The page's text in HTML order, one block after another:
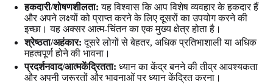
हकदारी/शोषणशीलता: यह विश्वास कि आप विशेष व्यवहार के हकदार हैं
और अपने लक्ष्यों को प्राप्त करने के लिए दूसरों का उपयोग करने की
इच्छा। यह अक्सर आत्म-चिंतन का एक मुख्य क्षेत्र होता है।
श्रेष्ठता/अहंकार: दूसरे लोगों से बेहतर, अधिक प्रतिभाशाली या अधिक
महत्वपूर्ण होने की भावना।
प्रदर्शनवाद/आत्मकेंद्रितता: ध्यान का केंद्र बनने की तीव्र आवश्यकता
और अपनी जरूरतों और भावनाओं पर ध्यान केंद्रित करना।